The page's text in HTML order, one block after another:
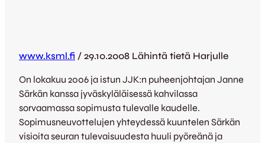
www.ksml.fi / 29.10.2008 Lähintä tietä Harjulle
On lokakuu 2006 ja istun JJK:n puheenjohtajan Janne
Särkän kanssa jyväskyläläisessä kahvilassa
sorvaamassa sopimusta tulevalle kaudelle.
Sopimusneuvottelujen yhteydessä kuuntelen Särkän
visioita seuran tulevaisuudesta huuli pyöreänä ja